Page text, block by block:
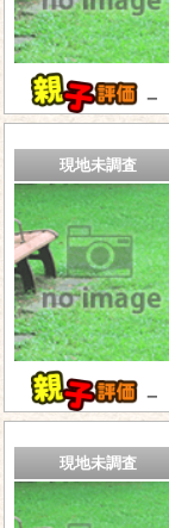
－
現地未調査
－
現地未調査